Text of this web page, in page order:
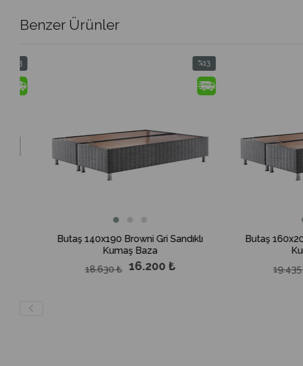
Benzer Ürünler
Butaş 140x190 Browni Gri Sandıklı
Kumaş Baza
16.200 ₺
18.630 ₺
%13İndirim
Butaş 160x200
Kumaş
19.435 ₺